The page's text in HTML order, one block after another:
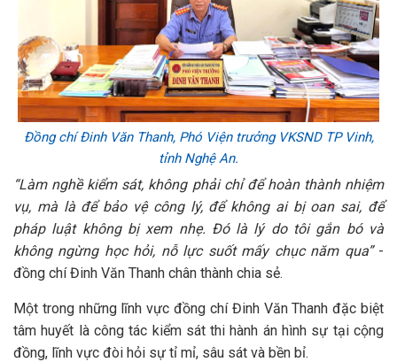
Đồng chí Đinh Văn Thanh, Phó Viện trưởng VKSND TP Vinh,
tỉnh Nghệ An.
“Làm nghề kiểm sát, không phải chỉ để hoàn thành nhiệm
vụ, mà là để bảo vệ công lý, để không ai bị oan sai, để
pháp luật không bị xem nhẹ. Đó là lý do tôi gắn bó và
không ngừng học hỏi, nỗ lực suốt mấy chục năm qua”-
đồng chí Đinh Văn Thanh chân thành chia sẻ.
Một trong những lĩnh vực đồng chí Đinh Văn Thanh đặc biệt
tâm huyết là công tác kiểm sát thi hành án hình sự tại cộng
đồng, lĩnh vực đòi hỏi sự tỉ mỉ, sâu sát và bền bỉ.